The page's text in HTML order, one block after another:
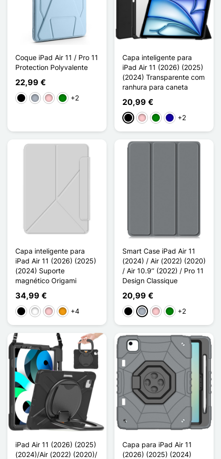
Coque iPad Air 11 / Pro 11
Protection Polyvalente
22,99 €
PretoCinzento
RosaVerde
+2
Capa inteligente para
iPad Air 11 (2026) (2025)
(2024) Transparente com
ranhura para caneta
20,99 €
PretoRosaVerdeAzul Escuro
+2
Capa inteligente para
iPad Air 11 (2026) (2025)
(2024) Suporte
magnético Origami
34,99 €
PretoBrancoRosaLaranja
+4
Smart Case iPad Air 11
(2024) / Air (2022) (2020)
/ Air 10.9’’ (2022) / Pro 11
Design Classique
20,99 €
PretoCinzento
RosaVerde
+2
iPad Air 11 (2026) (2025)
(2024)/Air (2022) (2020)/
Capa para iPad Air 11
(2026) (2025) (2024)